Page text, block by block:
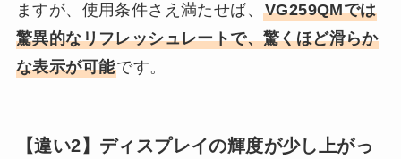
ますが、使用条件さえ満たせば、 VG259QMでは
驚異的なリフレッシュレートで、驚くほど滑らか
な表示が可能です。
【違い2】ディスプレイの輝度が少し上がっ